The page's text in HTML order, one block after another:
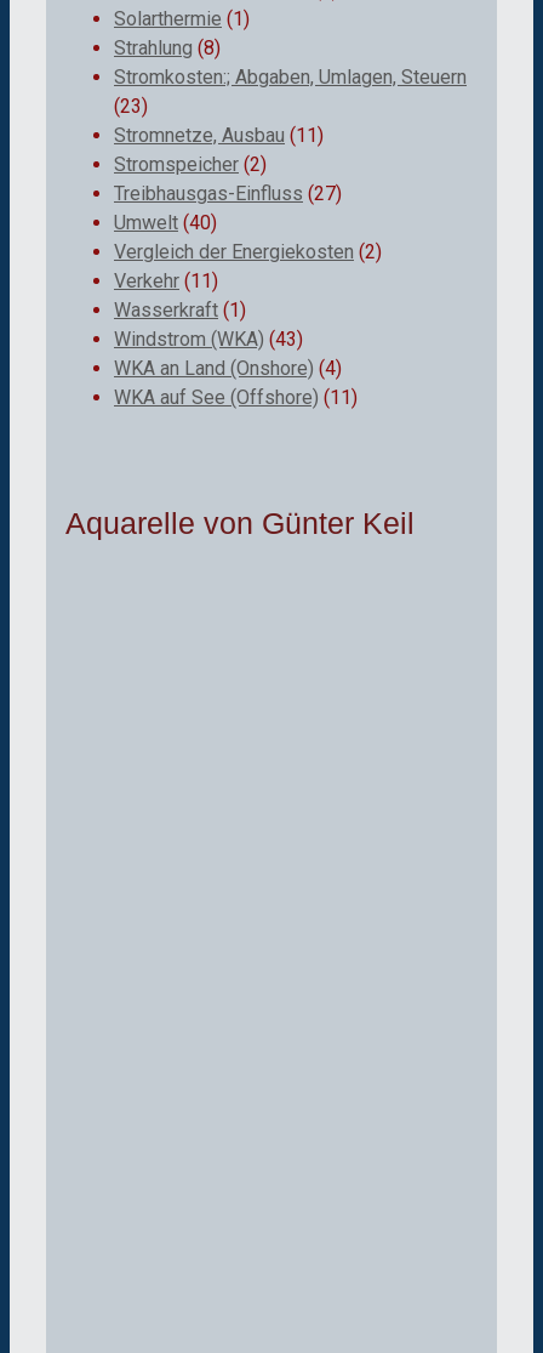
Solarthermie (1)
Strahlung (8)
Stromkosten:; Abgaben, Umlagen, Steuern
(23)
Stromnetze, Ausbau (11)
Stromspeicher (2)
Treibhausgas-Einfluss (27)
Umwelt (40)
Vergleich der Energiekosten (2)
Verkehr (11)
Wasserkraft (1)
Windstrom (WKA) (43)
WKA an Land (Onshore) (4)
WKA auf See (Offshore) (11)
Aquarelle von Günter Keil